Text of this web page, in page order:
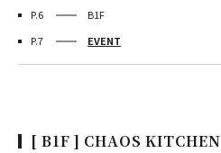
P.6
B1F
P.7
EVENT
[ B1F ] CHAOS KITCHEN